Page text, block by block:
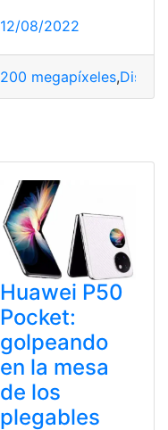
12/08/2022
200 megapíxeles,
Huawei P50
Pocket:
golpeando
en la mesa
de los
plegables